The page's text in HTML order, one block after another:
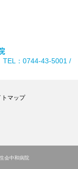
：0744-43-5001 /
トマップ
会中和病院